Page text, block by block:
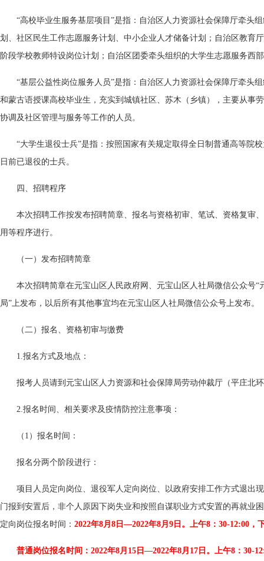
“高校毕业生服务基层项目”是指：自治区人力资源社会保障厅牵头
划、社区民生工作志愿服务计划、中小企业人才储备计划；自治区教育
阶段学校教师特设岗位计划；自治区团委牵头组织的大学生志愿服务西
“基层公益性岗位服务人员”是指：自治区人力资源社会保障厅牵头
和蒙古语授课高校毕业生，充实到城镇社区、苏木（乡镇），主要从事
协调及社区管理与服务等工作的人员。
“大学生退役士兵”是指：按照国家有关规定取得全日制普通高等院
日前已退役的士兵。
四、招聘程序
本次招聘工作按发布招聘简章、报名与资格初审、笔试、资格复审
用等程序进行。
（一）发布招聘简章
本次招聘简章在元宝山区人民政府网、元宝山区人社局微信公众号“
局”上发布，以后所有其他事宜均在元宝山区人社局微信公众号上发布。
（二）报名、资格初审与缴费
1.报名方式及地点：
报考人员请到元宝山区人力资源和社会保障局劳动仲裁厅（平庄北
2.报名时间、相关要求及疫情防控注意事项：
（1）报名时间：
报名分两个阶段进行：
项目人员定向岗位、退役军人定向岗位、以政府安排工作方式退出
门报到安置后，非个人原因下岗失业和按照自谋职业方式安置的再就业
定向岗位报名时间： 2022年8月8日—2022年8月9日。上午8：30-12:00，
普通岗位报名时间：2022年8月15日—2022年8月17日。上午8：30-